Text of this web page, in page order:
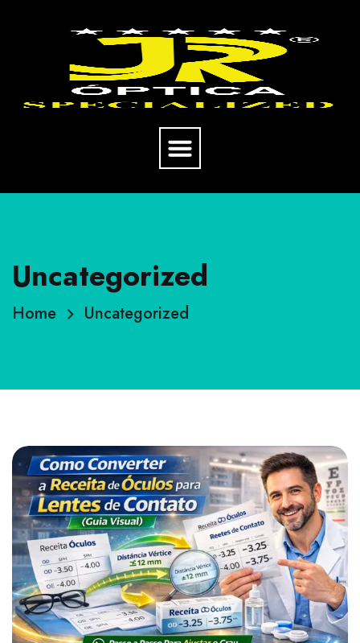
Uncategorized
Home Uncategorized